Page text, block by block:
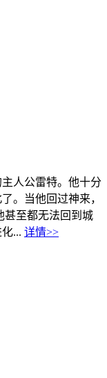
人公雷特。他十分
。当他回过神来，
甚至都无法回到城
... 详情>>